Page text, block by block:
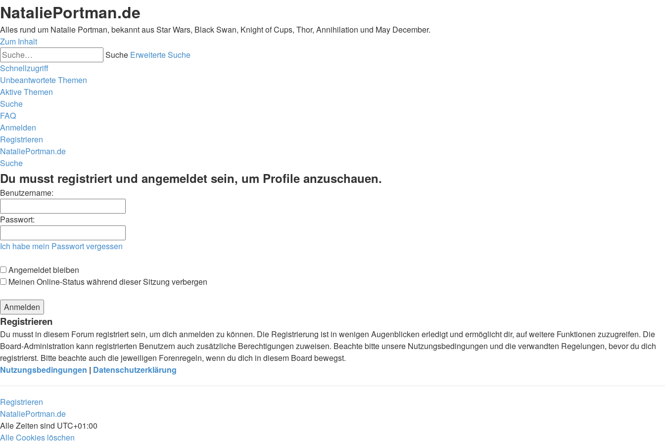
NataliePortman.de
Alles rund um Natalie Portman, bekannt aus Star Wars, Black Swan, Knight of Cups, Thor, Annihilation und May December.
Zum Inhalt
Suche Erweiterte Suche
Schnellzugriff
Unbeantwortete Themen
Aktive Themen
Suche
FAQ
Anmelden
Registrieren
NataliePortman.de
Suche
Du musst registriert und angemeldet sein, um Profile anzuschauen.
Benutzername:
Passwort:
Ich habe mein Passwort vergessen
Angemeldet bleiben
Meinen Online-Status während dieser Sitzung verbergen
Registrieren
Du musst in diesem Forum registriert sein, um dich anmelden zu können. Die Registrierung ist in wenigen Augenblicken erledigt und ermöglicht dir, auf weitere Funktionen zuzugreifen. Die
Board-Administration kann registrierten Benutzern auch zusätzliche Berechtigungen zuweisen. Beachte bitte unsere Nutzungsbedingungen und die verwandten Regelungen, bevor du dich
registrierst. Bitte beachte auch die jeweiligen Forenregeln, wenn du dich in diesem Board bewegst.
Nutzungsbedingungen | Datenschutzerklärung
Registrieren
NataliePortman.de
Alle Zeiten sind UTC+01:00
Alle Cookies löschen